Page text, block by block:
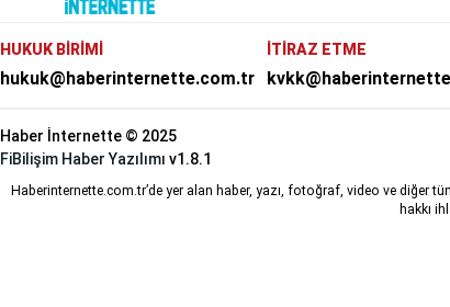
HUKUK BİRİMİ
hukuk@haberinternette.com.tr
İTİRAZ ETME
Haber İnternette © 2025
FiBilişim Haber Yazılımı v1.8.1
Haberinternette.com.tr’de yer alan haber, yazı, fotoğraf, video ve diğer
hakkı